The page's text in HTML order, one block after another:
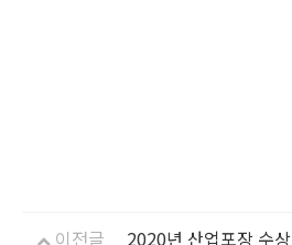
이전글 2020년 산업포장 수상